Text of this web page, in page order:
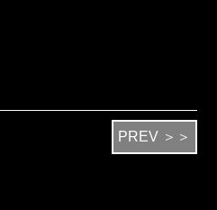
PREV ＞＞